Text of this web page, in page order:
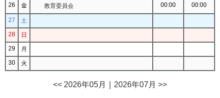
26
金 教育委員会 00:00 00:00
27
土
28
日
29
月
30
火
<< 2026年05月 2026年07月 >>